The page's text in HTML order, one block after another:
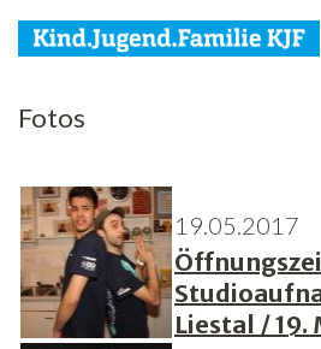
KJF
Jugend
Familie
Media
Fotos
19.05.2017
Liestal / 19.